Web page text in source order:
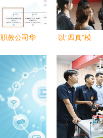
职教公司华
新文化2.91
亿元战投，
李永新间接
参股推动教
育服务升级
以“四真”模
教育改革，
深职大交出
亮眼成绩单